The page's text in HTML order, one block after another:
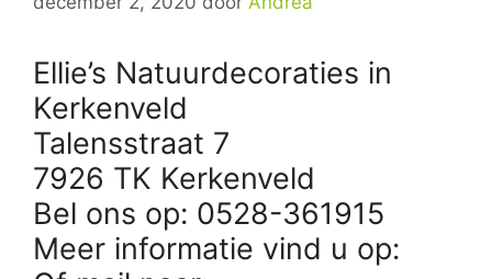
Ellie’s Natuurdecoraties in
Kerkenveld
Talensstraat 7
7926 TK Kerkenveld
Bel ons op: 0528-361915
Meer informatie vind u op: